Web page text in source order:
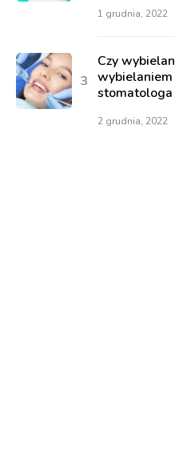
1 grudnia, 2022
Czy
stomatologa
2 grudnia, 2022